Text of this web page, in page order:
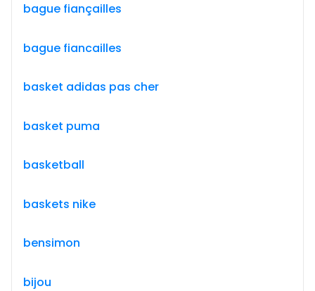
bague fiançailles
bague fiancailles
basket adidas pas cher
basket puma
basketball
baskets nike
bensimon
bijou